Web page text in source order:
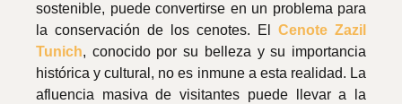
sostenible, puede convertirse en un problema para
la conservación de los cenotes. El Cenote Zazil
Tunich, conocido por su belleza y su importancia
histórica y cultural, no es inmune a esta realidad. La
afluencia masiva de visitantes puede llevar a la